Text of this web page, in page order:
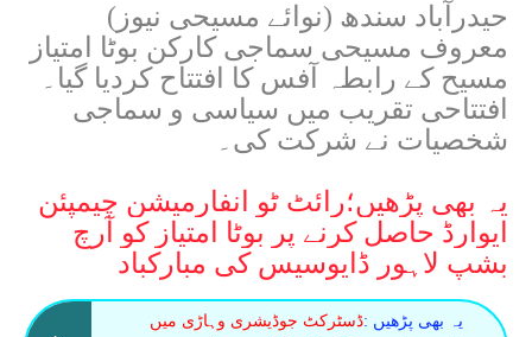
حیدرآباد سندھ (نوائے مسیحی نیوز)
معروف مسیحی سماجی کارکن بوٹا امتیاز
مسیح کے رابطہ آفس کا افتتاح کردیا گیا۔
افتتاحی تقریب میں سیاسی و سماجی
شخصیات نے شرکت کی۔
یہ بھی پڑھیں؛رائٹ ٹو انفارمیشن چیمپئن
ایوارڈ حاصل کرنے پر بوٹا امتیاز کو آرچ
بشپ لاہور ڈایوسیس کی مبارکباد
یہ بھی پڑھیں :ڈسٹرکٹ جوڈیشری وہاڑی میں